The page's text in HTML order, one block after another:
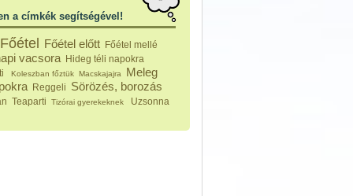
főzelékek
feltétek
ételek
készítmények
sült tészták
a címkék segítségével!
Főétel Főétel előtt Főétel mellé
vacsora Hideg téli napokra
Koleszban főztük Macskajajra
Meleg
Reggeli Sörözés, borozás
Teaparti Tizórai gyerekeknek
Uzsonna